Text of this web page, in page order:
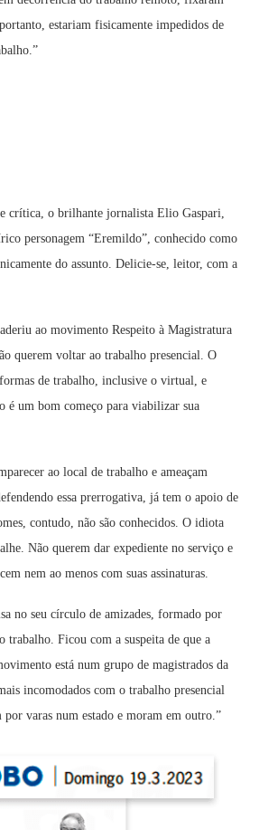
estariam fisicamente impedidos de
crítica, o brilhante jornalista Elio Gaspari,
personagem “Eremildo”, conhecido como
do assunto. Delicie-se, leitor, com a
ao movimento Respeito à Magistratura
querem voltar ao trabalho presencial. O
de trabalho, inclusive o virtual, e
é um bom começo para viabilizar sua
ao local de trabalho e ameaçam
essa prerrogativa, já tem o apoio de
contudo, não são conhecidos. O idiota
Não querem dar expediente no serviço e
nem ao menos com suas assinaturas.
no seu círculo de amizades, formado por
trabalho. Ficou com a suspeita de que a
está num grupo de magistrados da
incomodados com o trabalho presencial
por varas num estado e moram em outro.”